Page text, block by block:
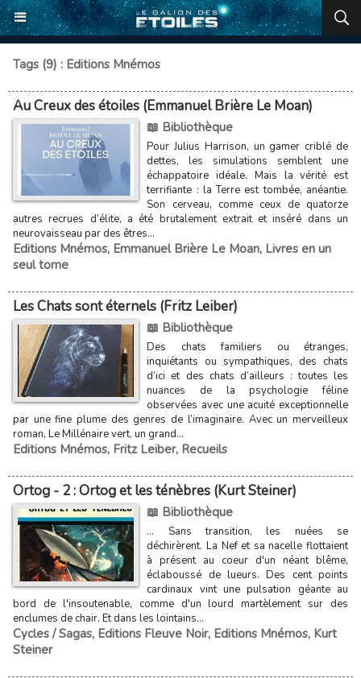
Tags (9) : Editions Mnémos
Au Creux des étoiles (Emmanuel Brière Le Moan)
📖 Bibliothèque
Pour Julius Harrison, un gamer criblé de
dettes, les simulations semblent une
échappatoire idéale. Mais la vérité est
terrifiante : la Terre est tombée, anéantie.
Son cerveau, comme ceux de quatorze
autres recrues d’élite, a été brutalement extrait et inséré dans un
neurovaisseau par des êtres...
Editions Mnémos, Emmanuel Brière Le Moan, Livres en un
seul tome
Les Chats sont éternels (Fritz Leiber)
📖 Bibliothèque
Des chats familiers ou étranges,
inquiétants ou sympathiques, des chats
d’ici et des chats d’ailleurs : toutes les
nuances de la psychologie féline
observées avec une acuité exceptionnelle
par une fine plume des genres de l’imaginaire. Avec un merveilleux
roman, Le Millénaire vert, un grand...
Editions Mnémos, Fritz Leiber, Recueils
Ortog - 2 : Ortog et les ténèbres (Kurt Steiner)
📖 Bibliothèque
... Sans transition, les nuées se
déchirèrent. La Nef et sa nacelle flottaient
à présent au coeur d'un néant blême,
éclaboussé de lueurs. Des cent points
cardinaux vint une pulsation géante au
bord de l'insoutenable, comme d'un lourd martèlement sur des
enclumes de chair. Et dans les lointains...
Cycles / Sagas, Editions Fleuve Noir, Editions Mnémos, Kurt
Steiner